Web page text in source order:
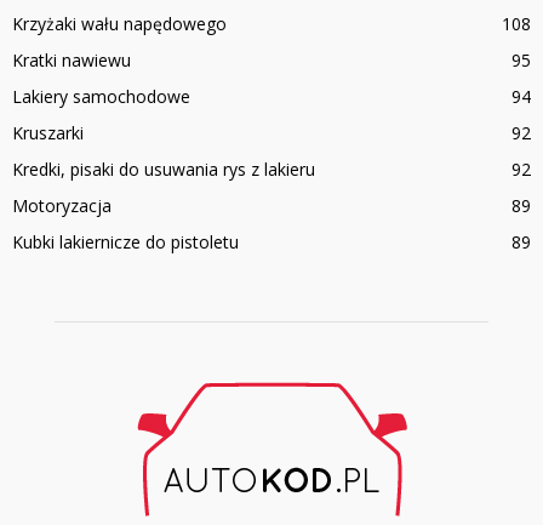
Krzyżaki wału napędowego
108
Kratki nawiewu
95
Lakiery samochodowe
94
Kruszarki
92
Kredki, pisaki do usuwania rys z lakieru
92
Motoryzacja
89
Kubki lakiernicze do pistoletu
89